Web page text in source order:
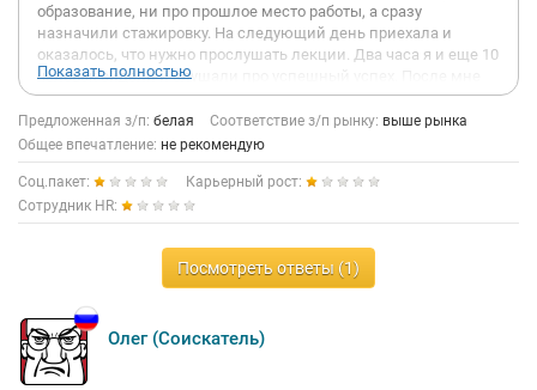
образование, ни про прошлое место работы, а сразу
назначили стажировку. На следующий день приехала и
оказалось, что нужно прослушать лекции. Два часа я и еще 10
человек сидели и слушали про успешный успех. После мне
прислали 4 видео и сказали прийти на следующий день. Там
людей уже заметно меньше было, большинство отсеялось,
раскусив развод. В итоге на лекции какой-то мужик втирал
нам, что их бады смогли вылечить диабет у их клиентки из
Казахстана. Только тогда я окончательно осознала, что это
развод и уже не смогла досидеть до конца лекции, ибо стало
жаль потраченного времени. Меня остановили, попросили
сказать почему я ухожу, позвали какого-топарня, который
также выпытывал меня, потом ещё начали писать мне в
телеграме и снова спрашивать причины. Жалею, что не
забрала с собой молодых ребят, которые поверили в сладкие
речи.
Показать полностью
Предложенная з/п: белая Соответствие з/п рынку: выше рынка
Общее впечатление: не рекомендую
Соц.пакет:
Карьерный рост:
Сотрудник HR:
Посмотреть ответы (1)
Олег (Соискатель)